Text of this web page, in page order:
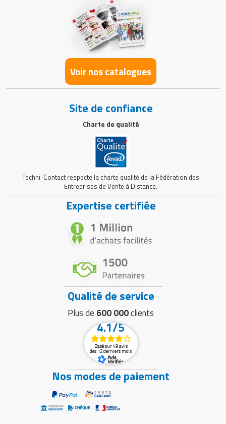
Voir nos catalogues
Site de confiance
Charte de qualité
Techni-Contact respecte la charte qualité de la Fédération des
Entreprises de Vente à Distance.
Expertise certifiée
Qualité de service
Plus de 600 000clients
4.1/5
Basé sur 49 avis
des 12 derniers mois
Nos modes de paiement